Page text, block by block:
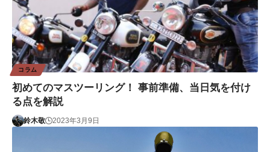
コラム
初めてのマスツーリング！ 事前準備、当日気を付け
る点を解説
鈴木敬 2023年3月9日